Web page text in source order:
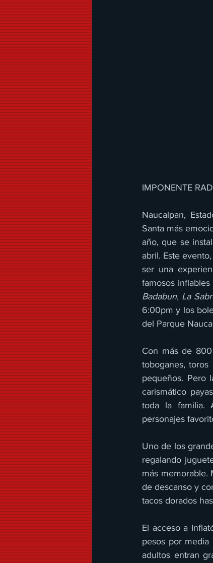
IMPONENTE
Naucalpan,
Santa más
año, que se
abril. Este
ser una
famosos
Badabun, La
6:00pm y los
del Parque
Con más de
toboganes,
pequeños. Pero
carismático
toda la familia.
personajes
Uno de los
regalando
más memorable.
de descanso y
tacos dorados
El acceso a
pesos por media
adultos entran